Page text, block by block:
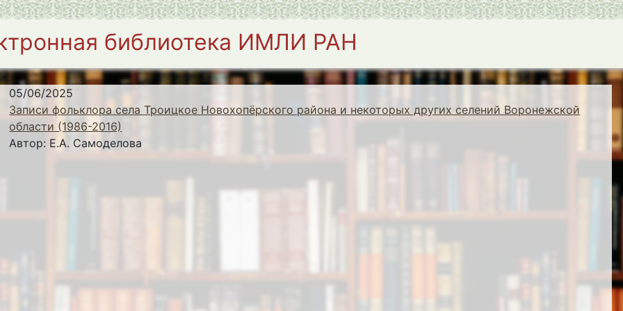
библиотека ИМЛИ РАН
05/06/2025
Записи фольклора села Троицкое Новохопёрского района и некоторых других селений Воронежской
области (1986-2016)
Автор: Е.А. Самоделова